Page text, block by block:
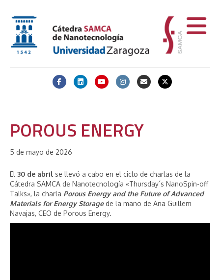
FacebookLinkedinYoutubeInstagramEmail X-twitter
POROUS ENERGY
5 de mayo de 2026
El 30 de abril se llevó a cabo en el ciclo de charlas de la
Cátedra SAMCA de Nanotecnología «Thursday´s NanoSpin-off
Talks», la charla Porous Energy and the Future of Advanced
Materials for Energy Storagede la mano de Ana Guillem
Navajas, CEO de Porous Energy.